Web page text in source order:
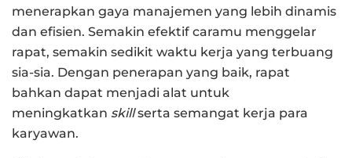
menerapkan gaya manajemen yang lebih dinamis
dan efisien. Semakin efektif caramu menggelar
rapat, semakin sedikit waktu kerja yang terbuang
sia-sia. Dengan penerapan yang baik, rapat
bahkan dapat menjadi alat untuk
meningkatkan skillserta semangat kerja para
karyawan.